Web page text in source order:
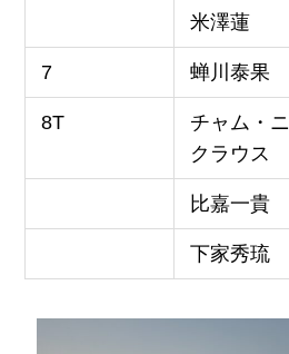
米澤蓮
7 蝉川泰果
8T
チャム・ニ
クラウス
比嘉一貴
下家秀琉